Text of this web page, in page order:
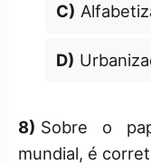
C)
D)
8) Sobre o
mundial, é